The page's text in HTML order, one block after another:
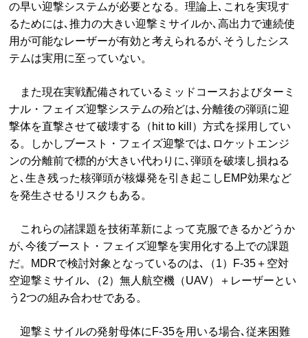
の早い迎撃システムが必要となる。理論上､これを実現す
るためには､推力の大きい迎撃ミサイルか､高出力で連続使
用が可能なレーザーが有効と考えられるが､そうしたシス
テムは実用に至っていない。
また現在実戦配備されているミッドコースおよびターミ
ナル・フェイズ迎撃システムの殆どは､分離後の弾頭に迎
撃体を直撃させて破壊する（hit to kill）方式を採用してい
る。しかしブースト・フェイズ迎撃では､ロケットエンジ
ンの分離前で標的が大きい代わりに､弾頭を破壊し損ねる
と､生き残った核弾頭が核爆発を引き起こしEMP効果など
を発生させるリスクもある。
これらの諸課題を技術革新によって克服できるかどうか
が､今後ブースト・フェイズ迎撃を実用化する上での課題
だ。MDRで検討対象となっているのは､（1）F-35＋空対
空迎撃ミサイル､（2）無人航空機（UAV）＋レーザーとい
う2つの組み合わせである。
迎撃ミサイルの発射母体にF-35を用いる場合､従来困難